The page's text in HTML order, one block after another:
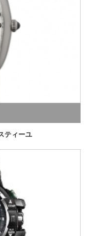
ティーユ